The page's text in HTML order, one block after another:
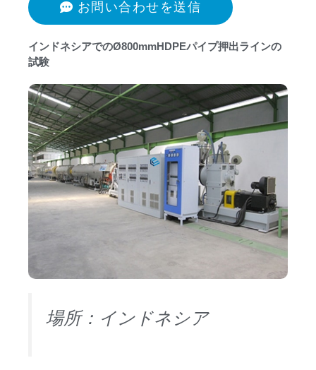
お問い合わせを送信
インドネシアでのØ800mmHDPEパイプ押出ラインの
試験
場所：インドネシア